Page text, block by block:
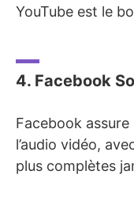
YouTube est le
4. Facebook
Facebook
l’audio vidéo,
plus complètes